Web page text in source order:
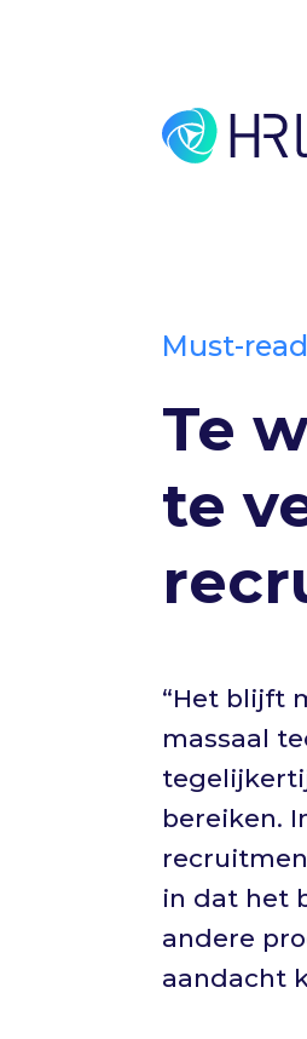
Must-
Te
te
“Het blijft
massaal
bereiken.
in dat het
andere
aandacht